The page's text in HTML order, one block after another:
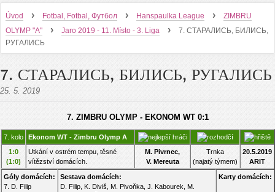
Úvod › Fotbal, Fotbal, Футбол › Hanspaulka League ›
ZIMBRU
OLYMP "A"
› Jaro 2019 - 11. Místo - 3. Liga ›
7. СТАРАЛИСЬ, БИЛИСЬ,
РУГАЛИСЬ
7. СТАРАЛИСЬ, БИЛИСЬ, РУГАЛИСЬ
25. 5. 2019
7. ZIMBRU OLYMP - EKONOM WT 0:1
7. kolo
Ekonom WT - Zimbru Olymp A
1:0
(1:0)
Utkání v ostrém tempu, těsné
vítězství domácích.
M. Pivrnec,
V. Mereuta
Trnka
(najatý týmem)
20.5.2019
ARIT
Góly domácích:
7. D. Filip
Sestava domácích:
D. Filip, K. Diviš, M. Pivoňka, J. Kabourek, M.
Karty domácích: